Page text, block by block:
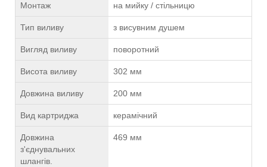
Монтаж на мийку / стільницю
Тип виливу з висувним душем
Вигляд виливу поворотний
Висота виливу 302 мм
Довжина виливу 200 мм
Вид картриджа керамічний
Довжина
з'єднувальних
шлангів.
469 мм